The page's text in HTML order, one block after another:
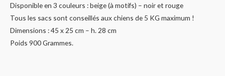
Disponible en 3 couleurs : beige (à motifs) – noir et rouge
Tous les sacs sont conseillés aux chiens de 5 KG maximum !
Dimensions : 45 x 25 cm – h. 28 cm
Poids 900 Grammes.